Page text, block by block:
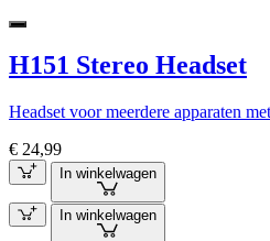
H151 Stereo Headset
Headset voor meerdere apparaten
€ 24,99
In winkelwagen
In winkelwagen